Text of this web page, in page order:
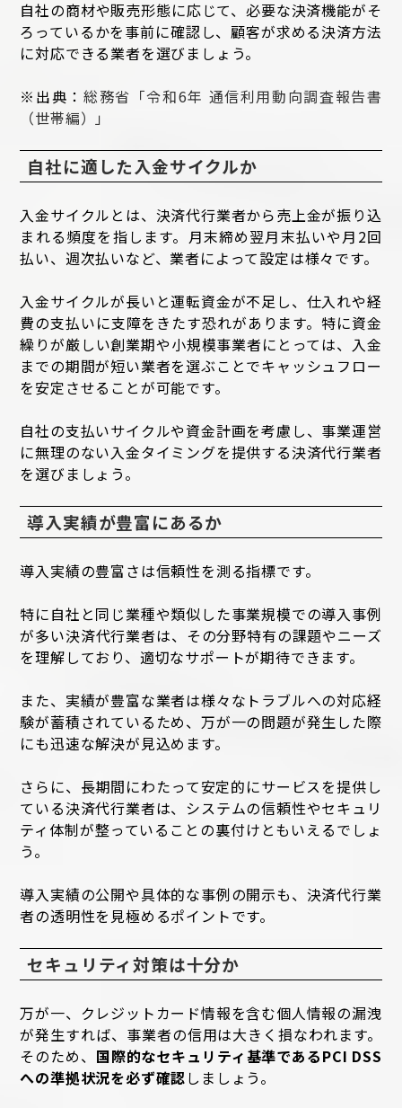
自社の商材や販売形態に応じて、必要な決済機能がそ
ろっているかを事前に確認し、顧客が求める決済方法
に対応できる業者を選びましょう。
※出典： 総務省「令和6年 通信利用動向調査報告書
（世帯編）」
自社に適した入金サイクルか
入金サイクルとは、決済代行業者から売上金が振り込
まれる頻度を指します。月末締め翌月末払いや月2回
払い、週次払いなど、業者によって設定は様々です。
入金サイクルが長いと運転資金が不足し、仕入れや経
費の支払いに支障をきたす恐れがあります。特に資金
繰りが厳しい創業期や小規模事業者にとっては、入金
までの期間が短い業者を選ぶことでキャッシュフロー
を安定させることが可能です。
自社の支払いサイクルや資金計画を考慮し、事業運営
に無理のない入金タイミングを提供する決済代行業者
を選びましょう。
導入実績が豊富にあるか
導入実績の豊富さは信頼性を測る指標です。
特に自社と同じ業種や類似した事業規模での導入事例
が多い決済代行業者は、その分野特有の課題やニーズ
を理解しており、適切なサポートが期待できます。
また、実績が豊富な業者は様々なトラブルへの対応経
験が蓄積されているため、万が一の問題が発生した際
にも迅速な解決が見込めます。
さらに、長期間にわたって安定的にサービスを提供し
ている決済代行業者は、システムの信頼性やセキュリ
ティ体制が整っていることの裏付けともいえるでしょ
う。
導入実績の公開や具体的な事例の開示も、決済代行業
者の透明性を見極めるポイントです。
セキュリティ対策は十分か
万が一、クレジットカード情報を含む個人情報の漏洩
が発生すれば、事業者の信用は大きく損なわれます。
そのため、 国際的なセキュリティ基準であるPCI DSS
への準拠状況を必ず確認しましょう。